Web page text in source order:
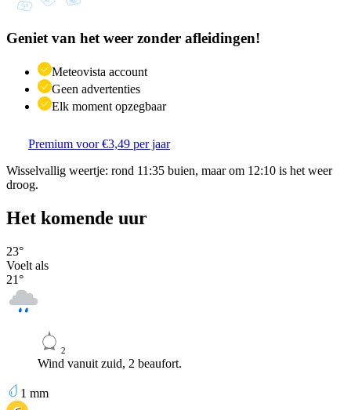
Geniet van het weer zonder afleidingen!
Meteovista account
Geen advertenties
Elk moment opzegbaar
Premium voor €3,49 per jaar
Wisselvallig weertje: rond 11:35 buien, maar om 12:10 is het weer
droog.
Het komende uur
23°
Voelt als
21°
2
Wind vanuit zuid, 2 beaufort.
1 mm